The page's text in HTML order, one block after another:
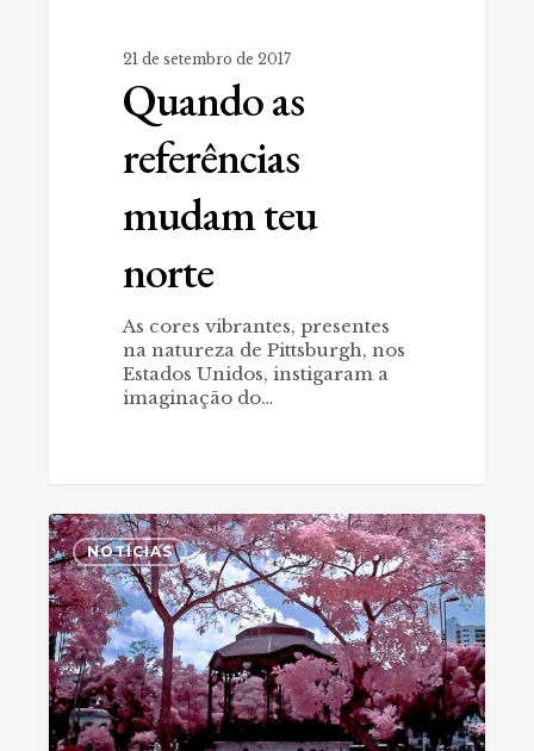
21 de setembro de 2017
Quando as
referências
mudam teu
norte
As cores vibrantes, presentes
na natureza de Pittsburgh, nos
Estados Unidos, instigaram a
imaginação do…
Pará
Infravermelho
mostra
o
Estado
de
uma
forma
nada
convencional
NOTÍCIAS
0